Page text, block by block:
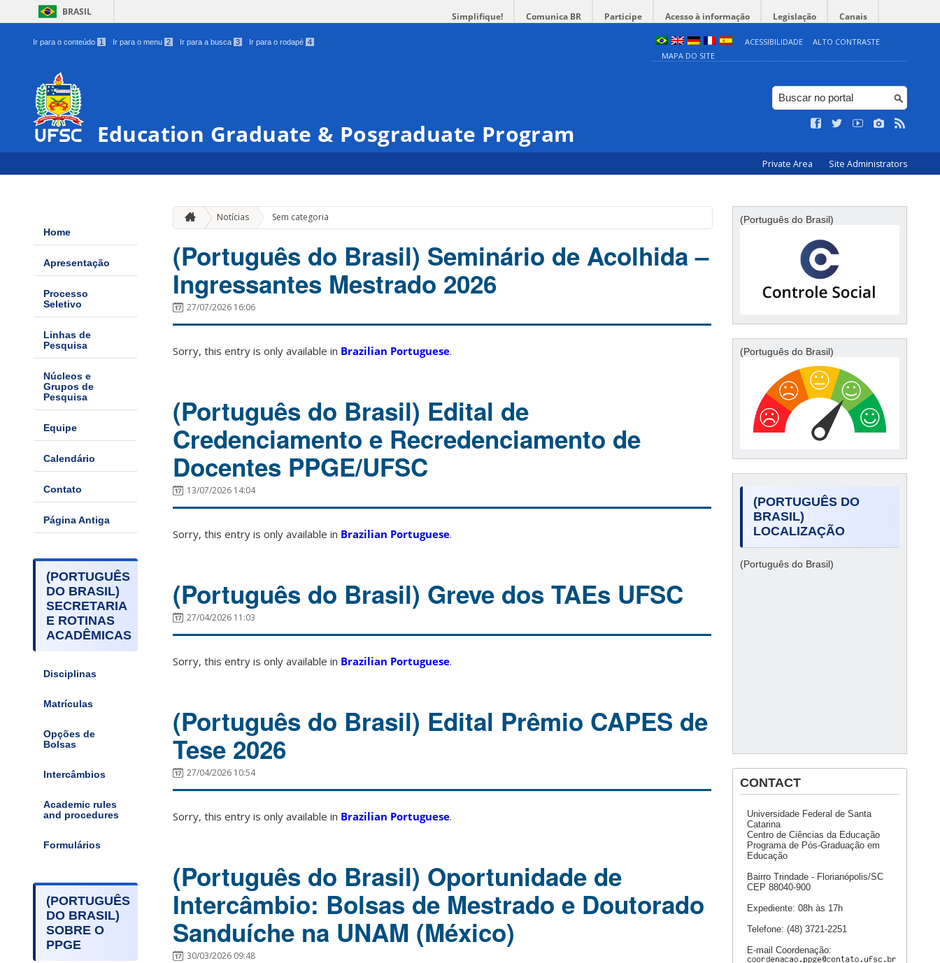
BRASIL Simplifique! Comunica BR Participe Acesso à informação Legislação Canais
Ir para o conteúdo 1 Ir para o menu 2 Ir para a busca 3 Ir para o rodapé 4 ACESSIBILIDADE
ALTO CONTRASTE
MAPA DO SITE
Education Graduate & Posgraduate Program
Private Area Site Administrators
Home
Apresentação
Processo
Seletivo
Linhas de
Pesquisa
Núcleos e
Grupos de
Pesquisa
Equipe
Calendário
Contato
Página Antiga
(PORTUGUÊS
DO BRASIL)
SECRETARIA
E ROTINAS
ACADÊMICAS
Disciplinas
Matrículas
Opções de
Bolsas
Intercâmbios
Academic rules
and procedures
Formulários
(PORTUGUÊS
DO BRASIL)
SOBRE O
PPGE
Notícias Sem categoria
(Português do Brasil) Seminário de Acolhida –
Ingressantes Mestrado 2026
27/07/2026 16:06
Sorry, this entry is only available in Brazilian Portuguese.
(Português do Brasil) Edital de
Credenciamento e Recredenciamento de
Docentes PPGE/UFSC
13/07/2026 14:04
Sorry, this entry is only available in Brazilian Portuguese.
(Português do Brasil) Greve dos TAEs UFSC
27/04/2026 11:03
Sorry, this entry is only available in Brazilian Portuguese.
(Português do Brasil) Edital Prêmio CAPES de
Tese 2026
27/04/2026 10:54
Sorry, this entry is only available in Brazilian Portuguese.
(Português do Brasil) Oportunidade de
Intercâmbio: Bolsas de Mestrado e Doutorado
Sanduíche na UNAM (México)
30/03/2026 09:48
(Português do Brasil)
(Português do Brasil)
(PORTUGUÊS DO
BRASIL)
LOCALIZAÇÃO
(Português do Brasil)
CONTACT
Universidade Federal de Santa
Catarina
Centro de Ciências da Educação
Programa de Pós-Graduação em
Educação
Bairro Trindade - Florianópolis/SC
CEP 88040-900
Expediente: 08h às 17h
Telefone: (48) 3721-2251
E-mail Coordenação: